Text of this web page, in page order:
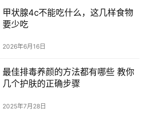
甲状腺4c不能吃什么，这几样食物
要少吃
2026年6月16日
最佳排毒养颜的方法都有哪些 教你
几个护肤的正确步骤
2025年7月28日